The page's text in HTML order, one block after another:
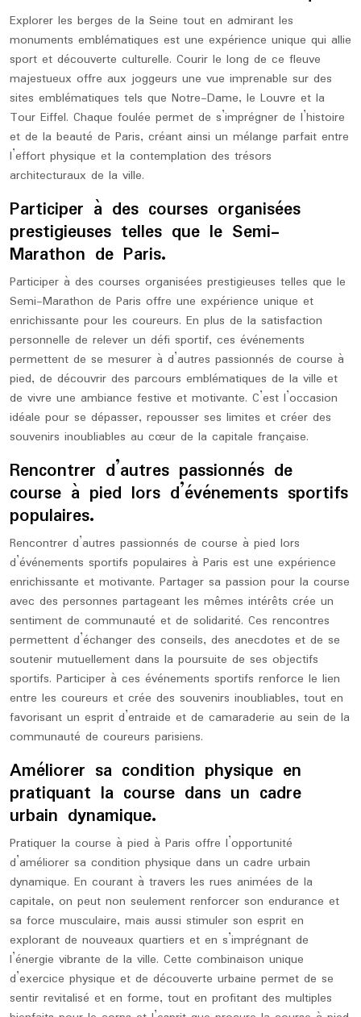
Explorer les berges de la Seine tout en admirant les
monuments emblématiques est une expérience unique qui allie
sport et découverte culturelle. Courir le long de ce fleuve
majestueux offre aux joggeurs une vue imprenable sur des
sites emblématiques tels que Notre-Dame, le Louvre et la
Tour Eiffel. Chaque foulée permet de s’imprégner de l’histoire
et de la beauté de Paris, créant ainsi un mélange parfait entre
l’effort physique et la contemplation des trésors
architecturaux de la ville.
Participer à des courses organisées
prestigieuses telles que le Semi-
Marathon de Paris.
Participer à des courses organisées prestigieuses telles que le
Semi-Marathon de Paris offre une expérience unique et
enrichissante pour les coureurs. En plus de la satisfaction
personnelle de relever un défi sportif, ces événements
permettent de se mesurer à d’autres passionnés de course à
pied, de découvrir des parcours emblématiques de la ville et
de vivre une ambiance festive et motivante. C’est l’occasion
idéale pour se dépasser, repousser ses limites et créer des
souvenirs inoubliables au cœur de la capitale française.
Rencontrer d’autres passionnés de
course à pied lors d’événements sportifs
populaires.
Rencontrer d’autres passionnés de course à pied lors
d’événements sportifs populaires à Paris est une expérience
enrichissante et motivante. Partager sa passion pour la course
avec des personnes partageant les mêmes intérêts crée un
sentiment de communauté et de solidarité. Ces rencontres
permettent d’échanger des conseils, des anecdotes et de se
soutenir mutuellement dans la poursuite de ses objectifs
sportifs. Participer à ces événements sportifs renforce le lien
entre les coureurs et crée des souvenirs inoubliables, tout en
favorisant un esprit d’entraide et de camaraderie au sein de la
communauté de coureurs parisiens.
Améliorer sa condition physique en
pratiquant la course dans un cadre
urbain dynamique.
Pratiquer la course à pied à Paris offre l’opportunité
d’améliorer sa condition physique dans un cadre urbain
dynamique. En courant à travers les rues animées de la
capitale, on peut non seulement renforcer son endurance et
sa force musculaire, mais aussi stimuler son esprit en
explorant de nouveaux quartiers et en s’imprégnant de
l’énergie vibrante de la ville. Cette combinaison unique
d’exercice physique et de découverte urbaine permet de se
sentir revitalisé et en forme, tout en profitant des multiples